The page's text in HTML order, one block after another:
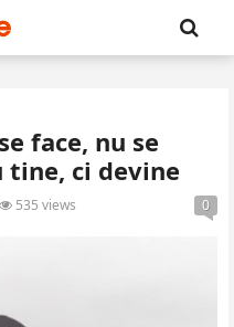
face, nu se
tine, ci devine
535 views 0